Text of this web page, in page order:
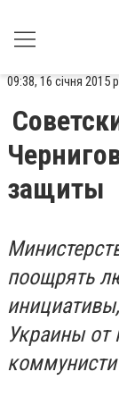
09:38, 16 січня 2015
защиты
поощрять
Украины от